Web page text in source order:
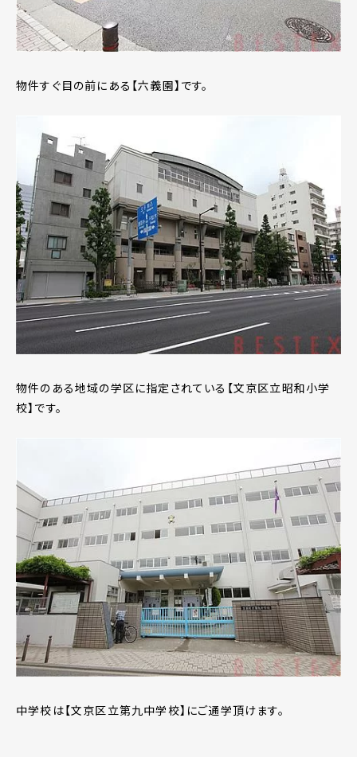
物件すぐ目の前にある【六義園】です。
物件のある地域の学区に指定されている【文京区立昭和小学
校】です。
中学校は【文京区立第九中学校】にご通学頂けます。